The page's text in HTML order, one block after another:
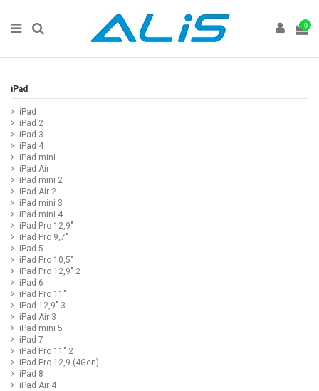
0
iPad
iPad
iPad 2
iPad 3
iPad 4
iPad mini
iPad Air
iPad mini 2
iPad Air 2
iPad mini 3
iPad mini 4
iPad Pro 12,9"
iPad Pro 9,7"
iPad 5
iPad Pro 10,5"
iPad Pro 12,9" 2
iPad 6
iPad Pro 11"
iPad 12,9" 3
iPad Air 3
iPad mini 5
iPad 7
iPad Pro 11" 2
iPad Pro 12,9 (4Gen)
iPad 8
iPad Air 4